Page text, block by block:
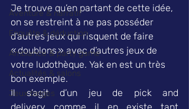
Aventure & narratif
Enquête & déduction
Ambiance & party game
Actualités & salons
Jeux belges
Je trouve qu’en partant de cette idée,
on se restreint à ne pas posséder
d’autres jeux qui risquent de faire
« doublons » avec d’autres jeux de
votre ludothèque. Yak en est un très
bon exemple.
Il s’agit d’un jeu de pick and